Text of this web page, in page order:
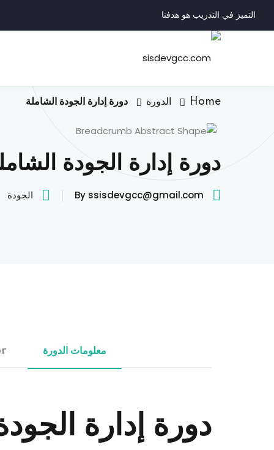
التميز في التدريب هو هدفنا
Home الدورة دورة إدارة الجودة الشاملة
دورة إدارة الجودة
By ssisdevgcc@gmail.com الجودة
معلومات الدورة
دورة إدارة